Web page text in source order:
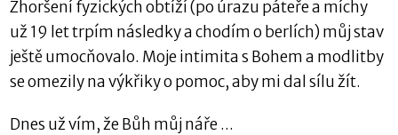
Zhoršení fyzických obtíží (po úrazu páteře a míchy
už 19 let trpím následky a chodím o berlích) můj stav
ještě umocňovalo. Moje intimita s Bohem a modlitby
se omezily na výkřiky o pomoc, aby mi dal sílu žít.
Dnes už vím, že Bůh můj náře ...